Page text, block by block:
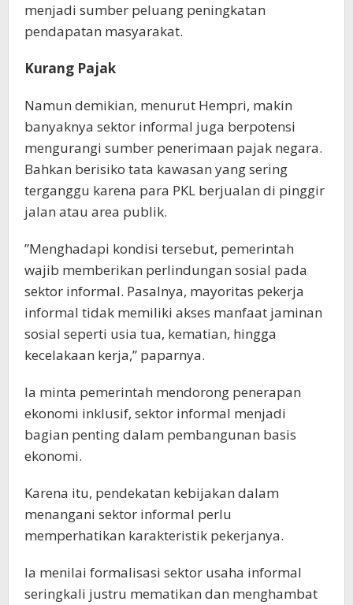
menjadi sumber peluang peningkatan
pendapatan masyarakat.
Kurang Pajak
Namun demikian, menurut Hempri, makin
banyaknya sektor informal juga berpotensi
mengurangi sumber penerimaan pajak negara.
Bahkan berisiko tata kawasan yang sering
terganggu karena para PKL berjualan di pinggir
jalan atau area publik.
”Menghadapi kondisi tersebut, pemerintah
wajib memberikan perlindungan sosial pada
sektor informal. Pasalnya, mayoritas pekerja
informal tidak memiliki akses manfaat jaminan
sosial seperti usia tua, kematian, hingga
kecelakaan kerja,” paparnya.
Ia minta pemerintah mendorong penerapan
ekonomi inklusif, sektor informal menjadi
bagian penting dalam pembangunan basis
ekonomi.
Karena itu, pendekatan kebijakan dalam
menangani sektor informal perlu
memperhatikan karakteristik pekerjanya.
Ia menilai formalisasi sektor usaha informal
seringkali justru mematikan dan menghambat